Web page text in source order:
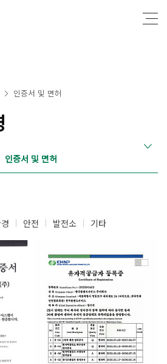
1 received 0. Packet size=145 in
> 인증서 및 면허
인증서 및 면허
안전 발전소 기타